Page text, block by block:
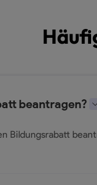
beantragen?
Bildungsrabatt